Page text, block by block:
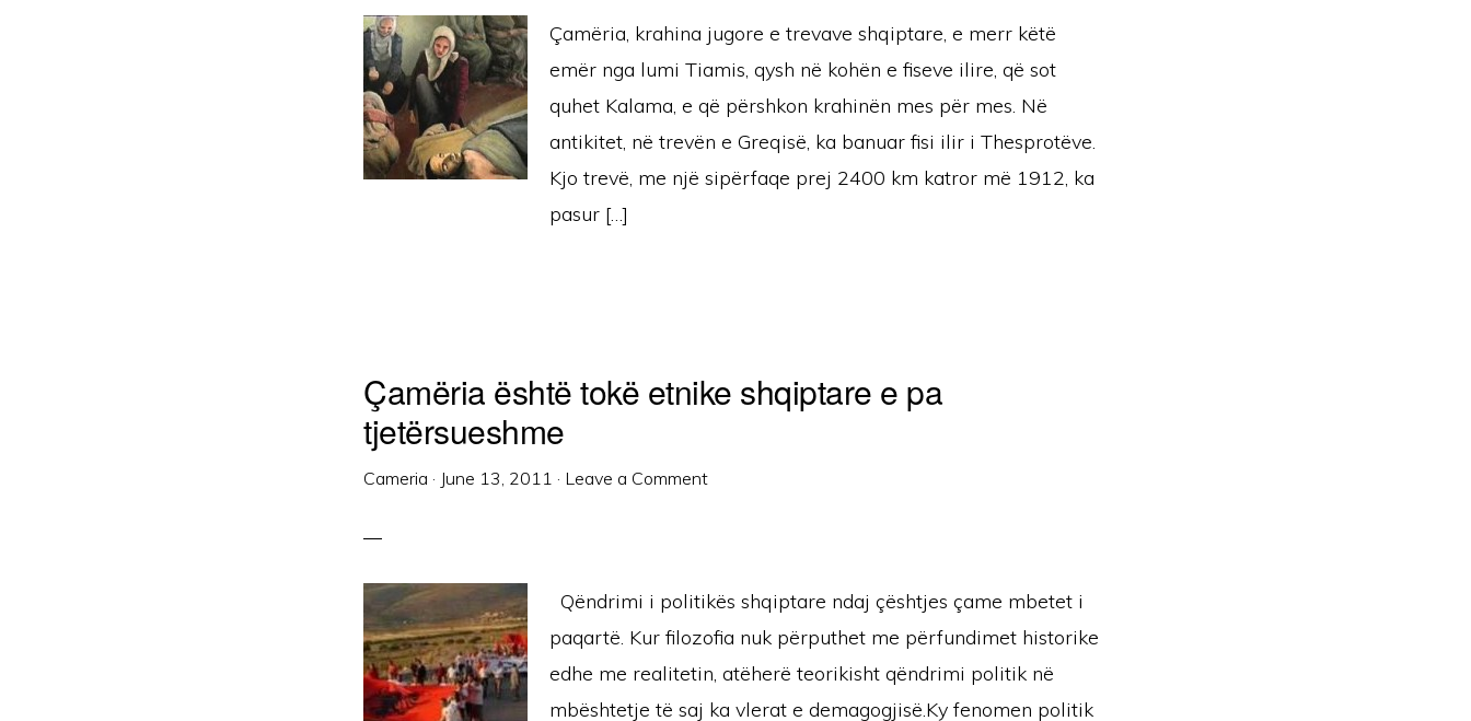
Çamëria, krahina jugore e trevave shqiptare, e merr këtë
emër nga lumi Tiamis, qysh në kohën e fiseve ilire, që sot
quhet Kalama, e që përshkon krahinën mes për mes. Në
antikitet, në trevën e Greqisë, ka banuar fisi ilir i Thesprotëve.
Kjo trevë, me një sipërfaqe prej 2400 km katror më 1912, ka
pasur […]
Çamëria është tokë etnike shqiptare e pa
tjetërsueshme
Cameria · June 13, 2011 · Leave a Comment
Qëndrimi i politikës shqiptare ndaj çështjes çame mbetet i
paqartë. Kur filozofia nuk përputhet me përfundimet historike
edhe me realitetin, atëherë teorikisht qëndrimi politik në
mbështetje të saj ka vlerat e demagogjisë.Ky fenomen politik